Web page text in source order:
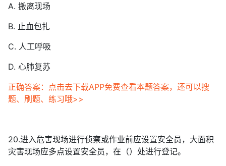
A. 搬离现场
B. 止血包扎
C. 人工呼吸
D. 心肺复苏
正确答案：点击去下载APP免费查看本题答案，还可以搜
题、刷题、练习哦>>
20.进入危害现场进行侦察或作业前应设置安全员，大面积
灾害现场应多点设置安全员，在（）处进行登记。